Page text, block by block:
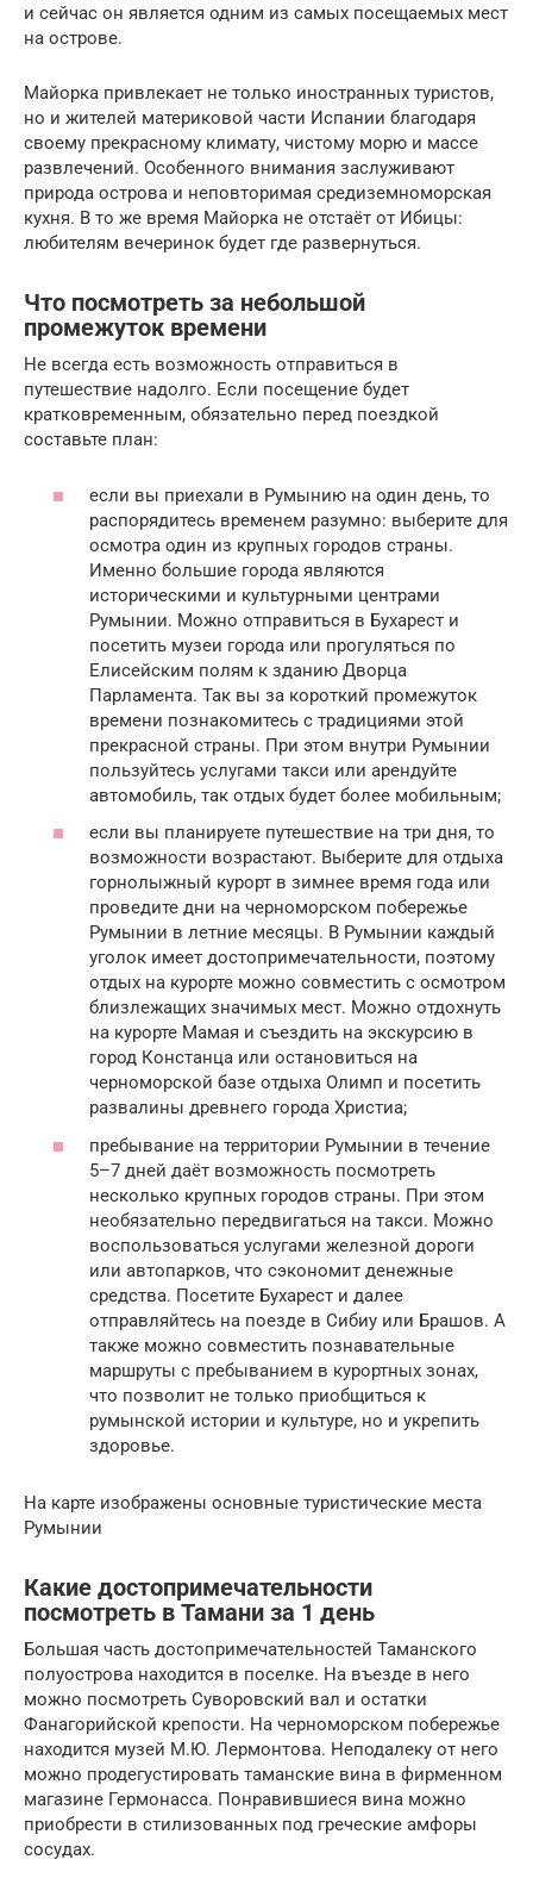
и сейчас он является одним из самых посещаемых мест
на острове.
Майорка привлекает не только иностранных туристов,
но и жителей материковой части Испании благодаря
своему прекрасному климату, чистому морю и массе
развлечений. Особенного внимания заслуживают
природа острова и неповторимая средиземноморская
кухня. В то же время Майорка не отстаёт от Ибицы:
любителям вечеринок будет где развернуться.
Что посмотреть за небольшой
промежуток времени
Не всегда есть возможность отправиться в
путешествие надолго. Если посещение будет
кратковременным, обязательно перед поездкой
составьте план:
если вы приехали в Румынию на один день, то
распорядитесь временем разумно: выберите для
осмотра один из крупных городов страны.
Именно большие города являются
историческими и культурными центрами
Румынии. Можно отправиться в Бухарест и
посетить музеи города или прогуляться по
Елисейским полям к зданию Дворца
Парламента. Так вы за короткий промежуток
времени познакомитесь с традициями этой
прекрасной страны. При этом внутри Румынии
пользуйтесь услугами такси или арендуйте
автомобиль, так отдых будет более мобильным;
если вы планируете путешествие на три дня, то
возможности возрастают. Выберите для отдыха
горнолыжный курорт в зимнее время года или
проведите дни на черноморском побережье
Румынии в летние месяцы. В Румынии каждый
уголок имеет достопримечательности, поэтому
отдых на курорте можно совместить с осмотром
близлежащих значимых мест. Можно отдохнуть
на курорте Мамая и съездить на экскурсию в
город Констанца или остановиться на
черноморской базе отдыха Олимп и посетить
развалины древнего города Христиа;
пребывание на территории Румынии в течение
5–7 дней даёт возможность посмотреть
несколько крупных городов страны. При этом
необязательно передвигаться на такси. Можно
воспользоваться услугами железной дороги
или автопарков, что сэкономит денежные
средства. Посетите Бухарест и далее
отправляйтесь на поезде в Сибиу или Брашов. А
также можно совместить познавательные
маршруты с пребыванием в курортных зонах,
что позволит не только приобщиться к
румынской истории и культуре, но и укрепить
здоровье.
На карте изображены основные туристические места
Румынии
Какие достопримечательности
посмотреть в Тамани за 1 день
Большая часть достопримечательностей Таманского
полуострова находится в поселке. На въезде в него
можно посмотреть Суворовский вал и остатки
Фанагорийской крепости. На черноморском побережье
находится музей М.Ю. Лермонтова. Неподалеку от него
можно продегустировать таманские вина в фирменном
магазине Гермонасса. Понравившиеся вина можно
приобрести в стилизованных под греческие амфоры
сосудах.